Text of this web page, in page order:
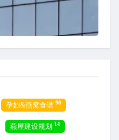
孕妇&燕窝食谱 90
燕屋建设规划 14